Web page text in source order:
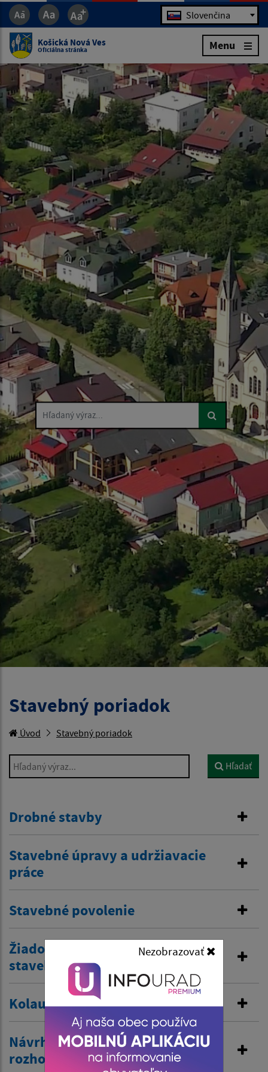
Jazyk Slovenčina
Košická Nová Ves
Oficiálna stránka Menu
Hľadaný výraz...
Stavebný poriadok
Úvod Stavebný poriadok
Hľadaný výraz... Hľadať
Drobné stavby
Stavebné úpravy a udržiavacie
práce
Stavebné povolenie
Žiadosť o predĺženie platnosti
stavebného povolenia
Kolaudačné rozhodnutie
Návrh na vydanie územného
rozhodnutia
Nezobrazovať